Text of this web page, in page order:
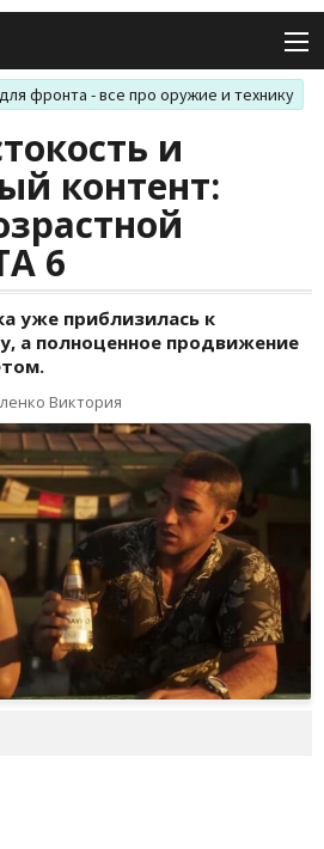
фронта - все про оружие и технику
и
контент:
6
уже приблизилась к
а полноценное продвижение
Виктория